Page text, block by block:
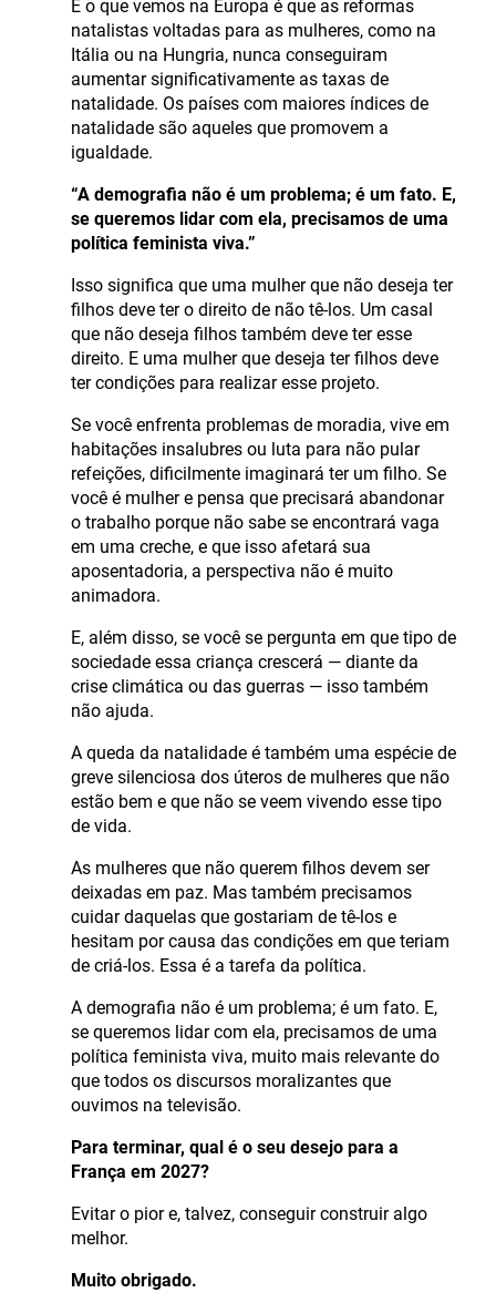
E o que vemos na Europa é que as reformas
natalistas voltadas para as mulheres, como na
Itália ou na Hungria, nunca conseguiram
aumentar significativamente as taxas de
natalidade. Os países com maiores índices de
natalidade são aqueles que promovem a
igualdade.
“A demografia não é um problema; é um fato. E,
se queremos lidar com ela, precisamos de uma
política feminista viva.”
Isso significa que uma mulher que não deseja ter
filhos deve ter o direito de não tê-los. Um casal
que não deseja filhos também deve ter esse
direito. E uma mulher que deseja ter filhos deve
ter condições para realizar esse projeto.
Se você enfrenta problemas de moradia, vive em
habitações insalubres ou luta para não pular
refeições, dificilmente imaginará ter um filho. Se
você é mulher e pensa que precisará abandonar
o trabalho porque não sabe se encontrará vaga
em uma creche, e que isso afetará sua
aposentadoria, a perspectiva não é muito
animadora.
E, além disso, se você se pergunta em que tipo de
sociedade essa criança crescerá — diante da
crise climática ou das guerras — isso também
não ajuda.
A queda da natalidade é também uma espécie de
greve silenciosa dos úteros de mulheres que não
estão bem e que não se veem vivendo esse tipo
de vida.
As mulheres que não querem filhos devem ser
deixadas em paz. Mas também precisamos
cuidar daquelas que gostariam de tê-los e
hesitam por causa das condições em que teriam
de criá-los. Essa é a tarefa da política.
A demografia não é um problema; é um fato. E,
se queremos lidar com ela, precisamos de uma
política feminista viva, muito mais relevante do
que todos os discursos moralizantes que
ouvimos na televisão.
Para terminar, qual é o seu desejo para a
França em 2027?
Evitar o pior e, talvez, conseguir construir algo
melhor.
Muito obrigado.